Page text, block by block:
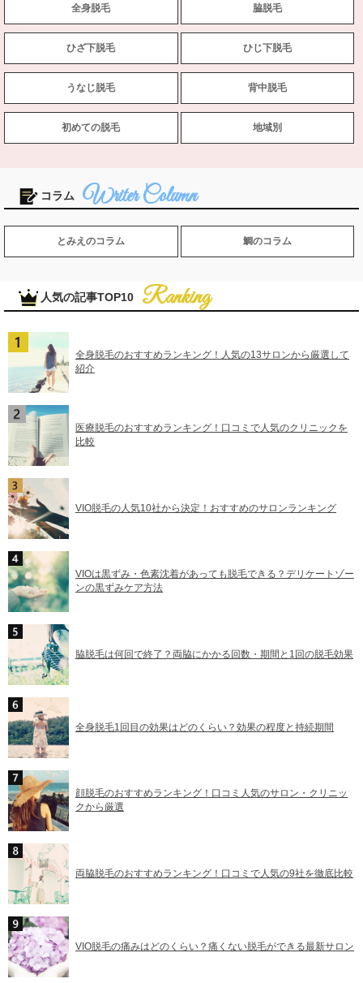
全身脱毛 脇脱毛
ひざ下脱毛 ひじ下脱毛
うなじ脱毛 背中脱毛
初めての脱毛 地域別
コラム
とみえのコラム 鯛のコラム
人気の記事TOP10
全身脱毛のおすすめランキング！人気の13サロンから厳選して
紹介
医療脱毛のおすすめランキング！口コミで人気のクリニックを
比較
VIO脱毛の人気10社から決定！おすすめのサロンランキング
VIOは黒ずみ・色素沈着があっても脱毛できる？デリケートゾー
ンの黒ずみケア方法
脇脱毛は何回で終了？両脇にかかる回数・期間と1回の脱毛効果
全身脱毛1回目の効果はどのくらい？効果の程度と持続期間
顔脱毛のおすすめランキング！口コミ人気のサロン・クリニッ
クから厳選
両脇脱毛のおすすめランキング！口コミで人気の9社を徹底比較
VIO脱毛の痛みはどのくらい？痛くない脱毛ができる最新サロン